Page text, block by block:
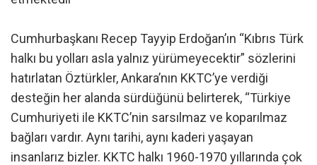
Cumhurbaşkanı Recep Tayyip Erdoğan’ın “Kıbrıs Türk
halkı bu yolları asla yalnız yürümeyecektir” sözlerini
hatırlatan Öztürkler, Ankara’nın KKTC’ye verdiği
desteğin her alanda sürdüğünü belirterek, “Türkiye
Cumhuriyeti ile KKTC’nin sarsılmaz ve koparılmaz
bağları vardır. Aynı tarihi, aynı kaderi yaşayan
insanlarız bizler. KKTC halkı 1960-1970 yıllarında çok